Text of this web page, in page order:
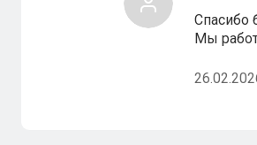
Спасибо
Мы